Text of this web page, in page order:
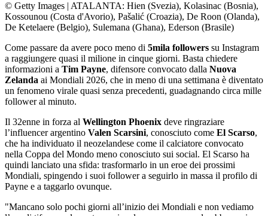
© Getty Images | ATALANTA: Hien (Svezia), Kolasinac (Bosnia),
Kossounou (Costa d'Avorio), Pašalić (Croazia), De Roon (Olanda),
De Ketelaere (Belgio), Sulemana (Ghana), Ederson (Brasile)
Come passare da avere poco meno di 5mila followers su Instagram
a raggiungere quasi il milione in cinque giorni. Basta chiedere
informazioni a Tim Payne, difensore convocato dalla Nuova
Zelanda ai Mondiali 2026, che in meno di una settimana è diventato
un fenomeno virale quasi senza precedenti, guadagnando circa mille
follower al minuto.
Il 32enne in forza al Wellington Phoenix deve ringraziare
l’influencer argentino Valen Scarsini, conosciuto come El Scarso,
che ha individuato il neozelandese come il calciatore convocato
nella Coppa del Mondo meno conosciuto sui social. El Scarso ha
quindi lanciato una sfida: trasformarlo in un eroe dei prossimi
Mondiali, spingendo i suoi follower a seguirlo in massa il profilo di
Payne e a taggarlo ovunque.
"Mancano solo pochi giorni all’inizio dei Mondiali e non vediamo